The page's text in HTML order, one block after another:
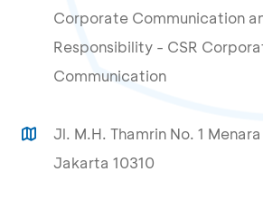
Corporate Communication
Responsibility - CSR
Communication
Jl. M.H. Thamrin No. 1
Jakarta 10310